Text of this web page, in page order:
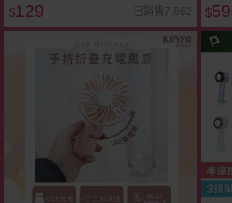
$129 已銷售7,662 $59